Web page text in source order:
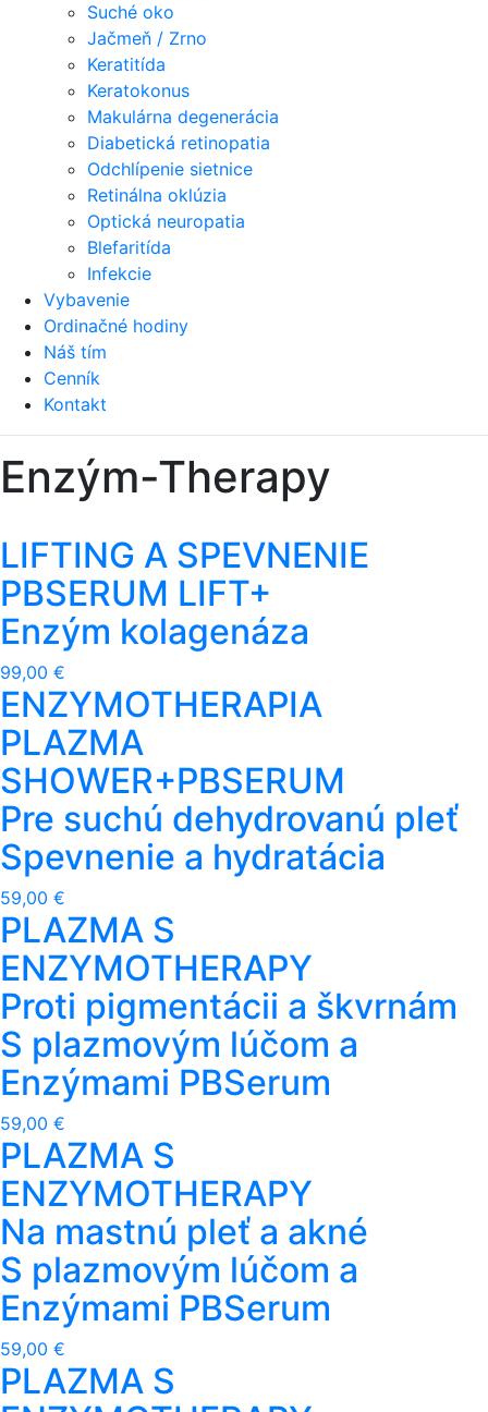
Suché oko
Jačmeň / Zrno
Keratitída
Keratokonus
Makulárna degenerácia
Diabetická retinopatia
Odchlípenie sietnice
Retinálna oklúzia
Optická neuropatia
Blefaritída
Infekcie
Vybavenie
Ordinačné hodiny
Náš tím
Cenník
Kontakt
Enzým-Therapy
LIFTING A SPEVNENIE
PBSERUM LIFT+
Enzým kolagenáza
99,00 €
ENZYMOTHERAPIA
PLAZMA
SHOWER+PBSERUM
Pre suchú dehydrovanú pleť
Spevnenie a hydratácia
59,00 €
PLAZMA S
ENZYMOTHERAPY
Proti pigmentácii a škvrnám
S plazmovým lúčom a
Enzýmami PBSerum
59,00 €
PLAZMA S
ENZYMOTHERAPY
Na mastnú pleť a akné
S plazmovým lúčom a
Enzýmami PBSerum
59,00 €
PLAZMA S